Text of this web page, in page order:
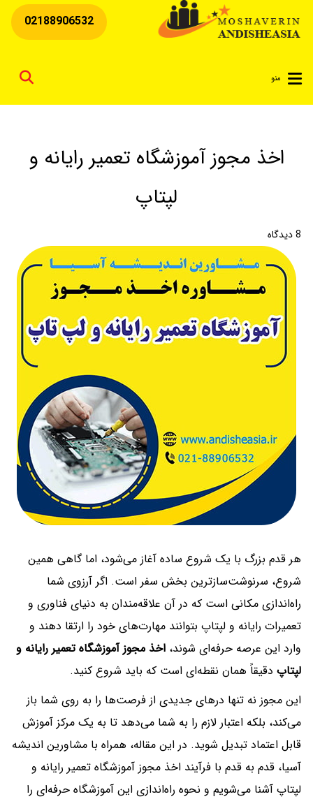
02188906532
منو
for:
اخذ مجوز آموزشگاه تعمیر رایانه و
لپتاپ
8دیدگاه
هر قدم بزرگ با یک شروع ساده آغاز می‌شود، اما گاهی همین
شروع، سرنوشت‌سازترین بخش سفر است. اگر آرزوی شما
راه‌اندازی مکانی است که در آن علاقه‌مندان به دنیای فناوری و
تعمیرات رایانه و لپتاپ بتوانند مهارت‌های خود را ارتقا دهند و
وارد این عرصه حرفه‌ای شوند، اخذ مجوز آموزشگاه تعمیر رایانه و
لپتاپ دقیقاً همان نقطه‌ای است که باید شروع کنید.
این مجوز نه تنها درهای جدیدی از فرصت‌ها را به روی شما باز
می‌کند، بلکه اعتبار لازم را به شما می‌دهد تا به یک مرکز آموزش
قابل اعتماد تبدیل شوید. در این مقاله، همراه با مشاورین اندیشه
آسیا، قدم به قدم با فرآیند اخذ مجوز آموزشگاه تعمیر رایانه و
لپتاپ آشنا می‌شویم و نحوه راه‌اندازی این آموزشگاه حرفه‌ای را